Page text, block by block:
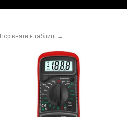
Порівняти в таблиці →